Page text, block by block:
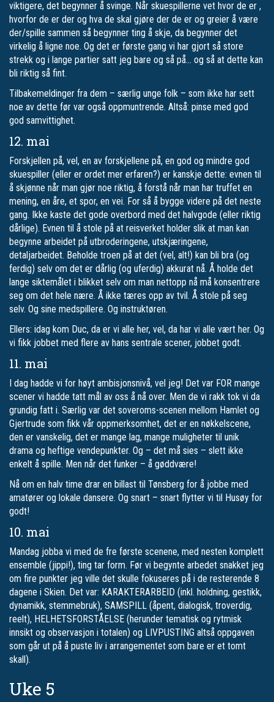
viktigere, det begynner å svinge. Når skuespillerne vet hvor de er ,
hvorfor de er der og hva de skal gjøre der de er og greier å være
der/spille sammen så begynner ting å skje, da begynner det
virkelig å ligne noe. Og det er første gang vi har gjort så store
strekk og i lange partier satt jeg bare og så på… og så at dette kan
bli riktig så fint.
Tilbakemeldinger fra dem – særlig unge folk – som ikke har sett
noe av dette før var også oppmuntrende. Altså: pinse med god
god samvittighet.
12. mai
Forskjellen på, vel, en av forskjellene på, en god og mindre god
skuespiller (eller er ordet mer erfaren?) er kanskje dette: evnen til
å skjønne når man gjør noe riktig, å forstå når man har truffet en
mening, en åre, et spor, en vei. For så å bygge videre på det neste
gang. Ikke kaste det gode overbord med det halvgode (eller riktig
dårlige). Evnen til å stole på at reisverket holder slik at man kan
begynne arbeidet på utbroderingene, utskjæringene,
detaljarbeidet. Beholde troen på at det (vel, alt!) kan bli bra (og
ferdig) selv om det er dårlig (og uferdig) akkurat nå. Å holde det
lange siktemålet i blikket selv om man nettopp nå må konsentrere
seg om det hele nære. Å ikke tæres opp av tvil. Å stole på seg
selv. Og sine medspillere. Og instruktøren.
Ellers: idag kom Duc, da er vi alle her, vel, da har vi alle vært her. Og
vi fikk jobbet med flere av hans sentrale scener, jobbet godt.
11. mai
I dag hadde vi for høyt ambisjonsnivå, vel jeg! Det var FOR mange
scener vi hadde tatt mål av oss å nå over. Men de vi rakk tok vi da
grundig fatt i. Særlig var det soveroms-scenen mellom Hamlet og
Gjertrude som fikk vår oppmerksomhet, det er en nøkkelscene,
den er vanskelig, det er mange lag, mange muligheter til unik
drama og heftige vendepunkter. Og – det må sies – slett ikke
enkelt å spille. Men når det funker – å gøddvære!
Nå om en halv time drar en billast til Tønsberg for å jobbe med
amatører og lokale dansere. Og snart – snart flytter vi til Husøy for
godt!
10. mai
Mandag jobba vi med de fre første scenene, med nesten komplett
ensemble (jippi!), ting tar form. Før vi begynte arbedet snakket jeg
om fire punkter jeg ville det skulle fokuseres på i de resterende 8
dagene i Skien. Det var: KARAKTERARBEID (inkl. holdning, gestikk,
dynamikk, stemmebruk), SAMSPILL (åpent, dialogisk, troverdig,
reelt), HELHETSFORSTÅELSE (herunder tematisk og rytmisk
innsikt og observasjon i totalen) og LIVPUSTING altså oppgaven
som går ut på å puste liv i arrangementet som bare er et tomt
skall).
Uke 5